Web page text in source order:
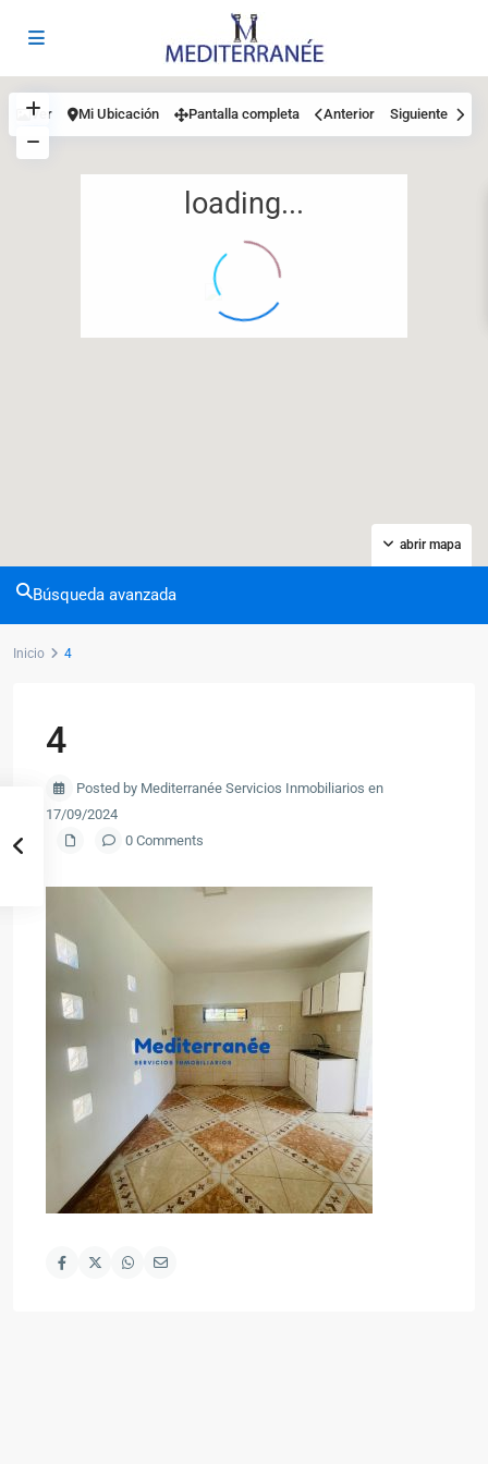
12
loading...
abrir mapa
Ver Mi Ubicación Pantalla completa Anterior Siguiente
Búsqueda avanzada
Inicio 4
4
Posted by Mediterranée Servicios Inmobiliarios en
17/09/2024
0 Comments